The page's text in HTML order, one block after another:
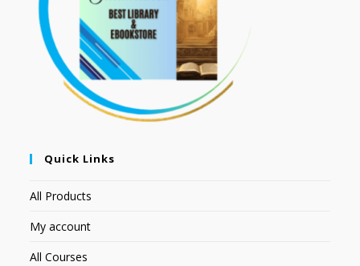
Quick Links
All Products
My account
All Courses